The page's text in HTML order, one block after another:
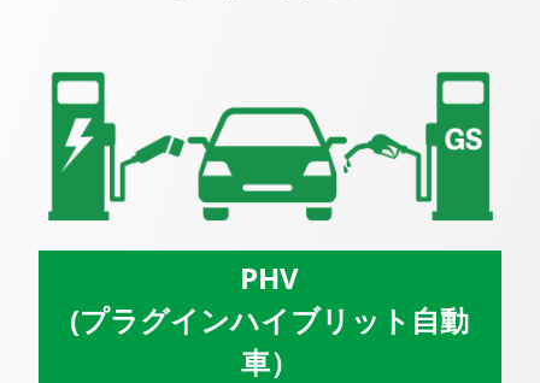
PHV
(プラグインハイブリット自動
車）